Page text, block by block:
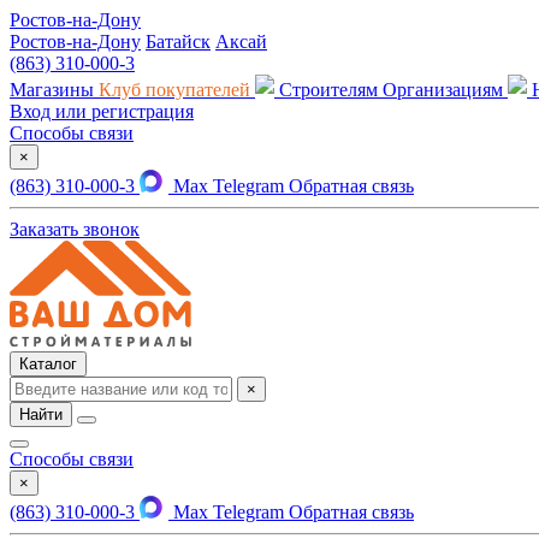
Ростов-на-Дону
Ростов-на-Дону Батайск Аксай
(863) 310-000-3
Магазины Клуб покупателей Строителям Организациям
Вход или регистрация
Способы связи
×
(863) 310-000-3 Max Telegram Обратная связь
Заказать звонок
Каталог
×
Найти
Способы связи
×
(863) 310-000-3 Max Telegram Обратная связь